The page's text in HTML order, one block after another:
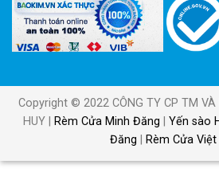
Copyright © 2022 CÔNG TY CP TM VÀ
HUY |
Rèm Cửa Minh Đăng Yến sào
Đăng
Rèm Cửa